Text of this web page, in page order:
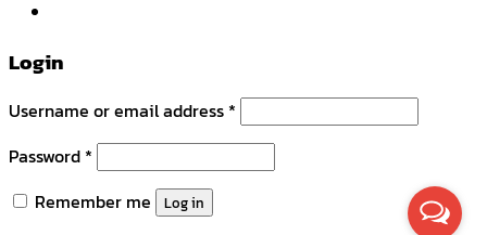
Login
Username or email address *
Password *
Remember me
Log in